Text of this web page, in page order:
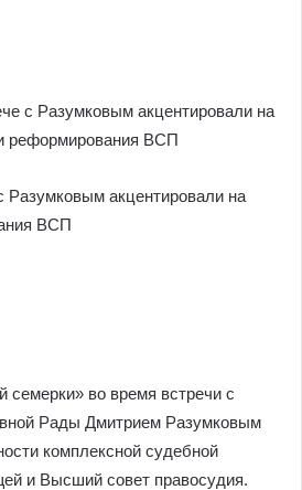
Разумковым акцентировали на
ВСП
во время встречи с
Рады Дмитрием Разумковым
комплексной судебной
и Высший совет правосудия.